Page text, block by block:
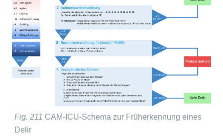
Fig. 211 CAM-ICU-Schema zur Früherkennung eines
Delir